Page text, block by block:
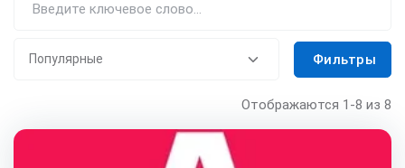
Фильтры
Отображаются 1-8 из 8